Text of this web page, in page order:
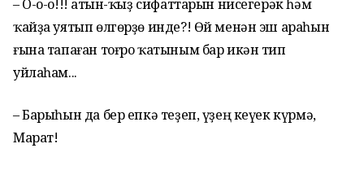
– О-о-о!!! Ҡатын-ҡыҙ сифаттарын нисегерәк һәм
ҡайҙа уятып өлгөрҙө инде?! Өй менән эш араһын
ғына тапаған тоғро ҡатыным бар икән тип
уйлаһам...
– Барыһын да бер епкә теҙеп, үҙең кеүек күрмә,
Марат!